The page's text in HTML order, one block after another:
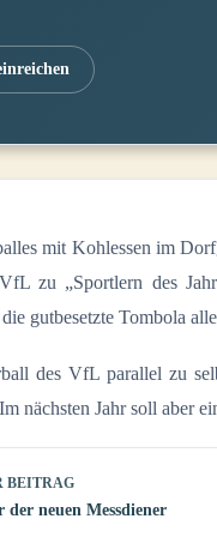
mit Kohlessen im
zu „Sportlern des
gutbesetzte Tombola
des VfL parallel zu
nächsten Jahr soll aber
BEITRAG
der neuen Messdiener